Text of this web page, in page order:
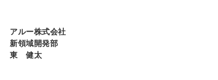
アルー株式会社
新領域開発部
東 健太